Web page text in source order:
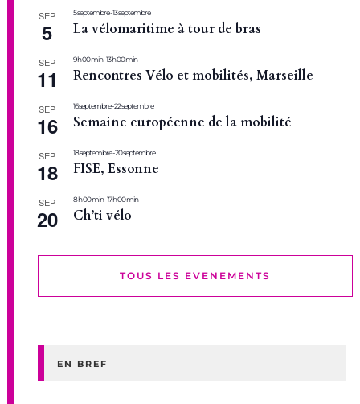
SEP
5
5 septembre-13 septembre
La vélomaritime à tour de bras
SEP
11
9 h 00 min-13 h 00 min
Rencontres Vélo et mobilités, Marseille
SEP
16
16 septembre-22 septembre
Semaine européenne de la mobilité
SEP
18
18 septembre-20 septembre
FISE, Essonne
SEP
20
8 h 00 min-17 h 00 min
Ch’ti vélo
TOUS LES EVENEMENTS
EN BREF